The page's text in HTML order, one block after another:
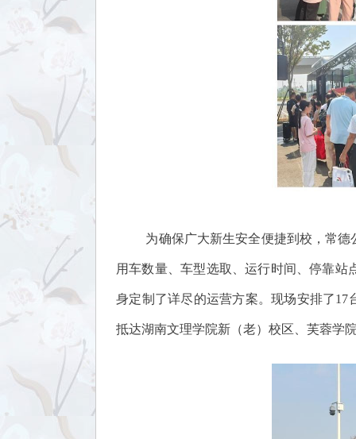
为确保广大新生安全便捷到校，常
用车数量、车型选取、运行时间、停靠
身定制了详尽的运营方案。现场安排了
抵达湖南文理学院新（老）校区、芙蓉学